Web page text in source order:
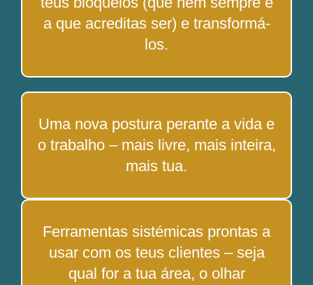
a que acreditas ser) e transformá-
los.
Uma nova postura perante a vida e
o trabalho – mais livre, mais inteira,
mais tua.
Ferramentas sistémicas prontas a
usar com os teus clientes – seja
qual for a tua área, o olhar